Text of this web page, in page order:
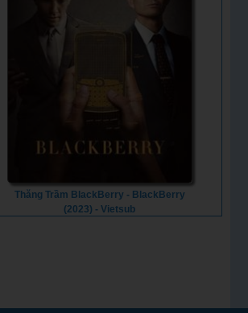
Thăng Trầm BlackBerry - BlackBerry
(2023) - Vietsub